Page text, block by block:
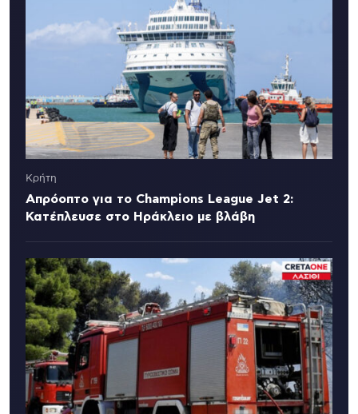
Κρήτη
Απρόοπτο για το Champions League Jet 2:
Κατέπλευσε στο Ηράκλειο με βλάβη